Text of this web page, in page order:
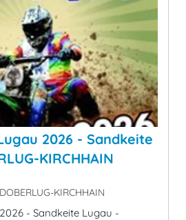
2026 - Sandkeite
KIRCHHAIN
KIRCHHAIN
- Sandkeite Lugau -